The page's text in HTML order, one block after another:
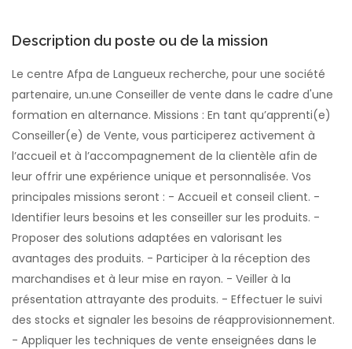
Description du poste ou de la mission
Le centre Afpa de Langueux recherche, pour une société
partenaire, un.une Conseiller de vente dans le cadre d'une
formation en alternance. Missions : En tant qu’apprenti(e)
Conseiller(e) de Vente, vous participerez activement à
l’accueil et à l’accompagnement de la clientèle afin de
leur offrir une expérience unique et personnalisée. Vos
principales missions seront : - Accueil et conseil client. -
Identifier leurs besoins et les conseiller sur les produits. -
Proposer des solutions adaptées en valorisant les
avantages des produits. - Participer à la réception des
marchandises et à leur mise en rayon. - Veiller à la
présentation attrayante des produits. - Effectuer le suivi
des stocks et signaler les besoins de réapprovisionnement.
- Appliquer les techniques de vente enseignées dans le